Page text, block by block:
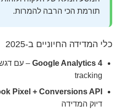
תורמת הכי הרבה להמרות.
כלי המדידה החיוניים ב-2025
Google Analytics 4
tracking
Pixel + Conversions API
דיוק המדידה